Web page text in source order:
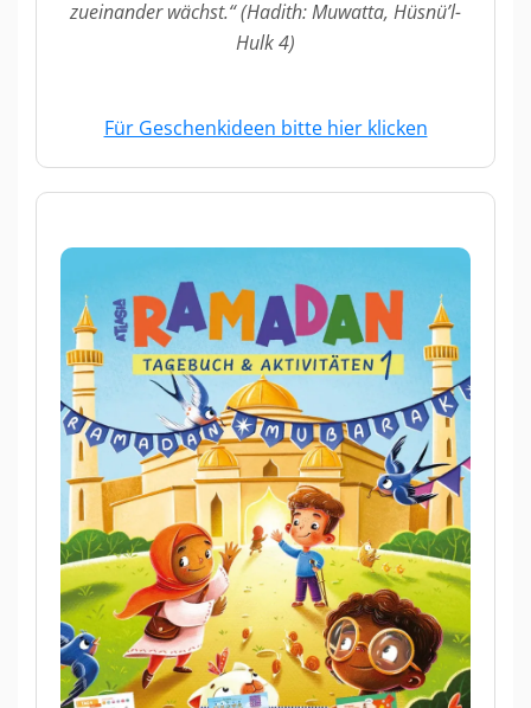
zueinander wächst.“ (Hadith: Muwatta, Hüsnü’l-
Hulk 4)
Für Geschenkideen bitte hier klicken